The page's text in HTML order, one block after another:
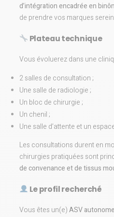
d’intégration encadrée en
de prendre vos marques
Plateau technique
Vous évoluerez dans une
2 salles de consultation ;
Une salle de radiologie ;
Un bloc de chirurgie ;
Un chenil ;
Une salle d’attente et un
Les consultations durent en
chirurgies pratiquées sont
de convenance et de tissus
Le profil recherché
Vous êtes un(e)ASV